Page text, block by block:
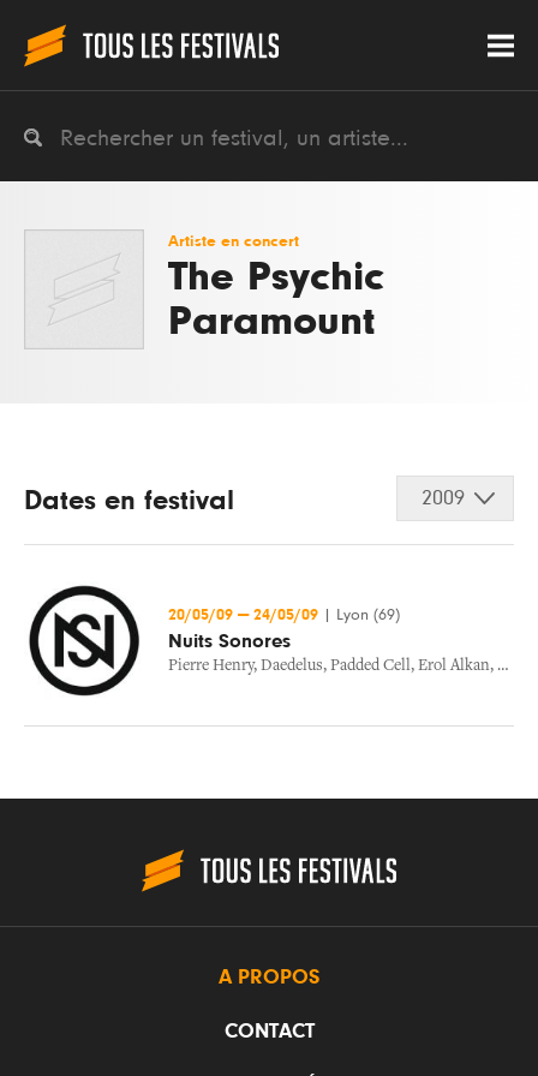
Artiste en concert
The Psychic
Paramount
Dates en festival 2009
20/05/09 — 24/05/09 Lyon (69)
Nuits Sonores
Pierre Henry, Daedelus, Padded Cell, Erol Alkan,
A PROPOS
CONTACT